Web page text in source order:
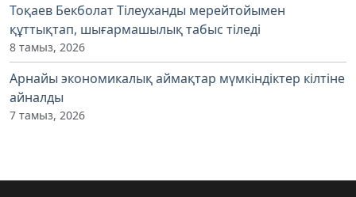
Тоқаев Бекболат Тілеуханды мерейтойымен
құттықтап, шығармашылық табыс тіледі
8 тамыз, 2026
Арнайы экономикалық аймақтар мүмкіндіктер кілтіне
айналды
7 тамыз, 2026